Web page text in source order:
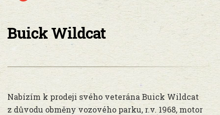
Buick Wildcat
Nabízím k prodeji svého veterána Buick Wildcat
z důvodu obměny vozového parku, r.v. 1968, motor